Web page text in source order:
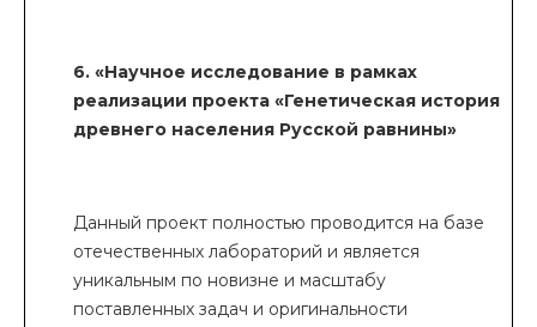
6. «Научное исследование в рамках
реализации проекта «Генетическая история
древнего населения Русской равнины»
Данный проект полностью проводится на базе
отечественных лабораторий и является
уникальным по новизне и масштабу
поставленных задач и оригинальности